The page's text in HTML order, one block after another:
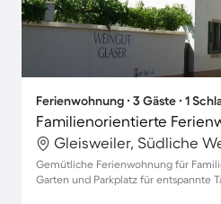
Ferienwohnung ∙ 3 Gäste ∙ 1
Gemütliche Ferienwohnung für
Garten und Parkplatz für entspannte